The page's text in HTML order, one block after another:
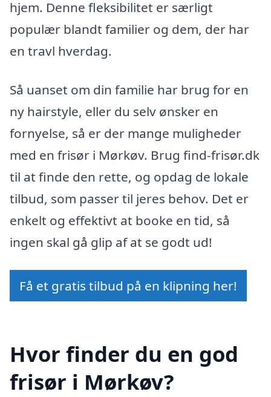
hjem. Denne fleksibilitet er særligt
populær blandt familier og dem, der har
en travl hverdag.
Så uanset om din familie har brug for en
ny hairstyle, eller du selv ønsker en
fornyelse, så er der mange muligheder
med en frisør i Mørkøv. Brug find-frisør.dk
til at finde den rette, og opdag de lokale
tilbud, som passer til jeres behov. Det er
enkelt og effektivt at booke en tid, så
ingen skal gå glip af at se godt ud!
Få et gratis tilbud på en klipning her!
Hvor finder du en god
frisør i Mørkøv?